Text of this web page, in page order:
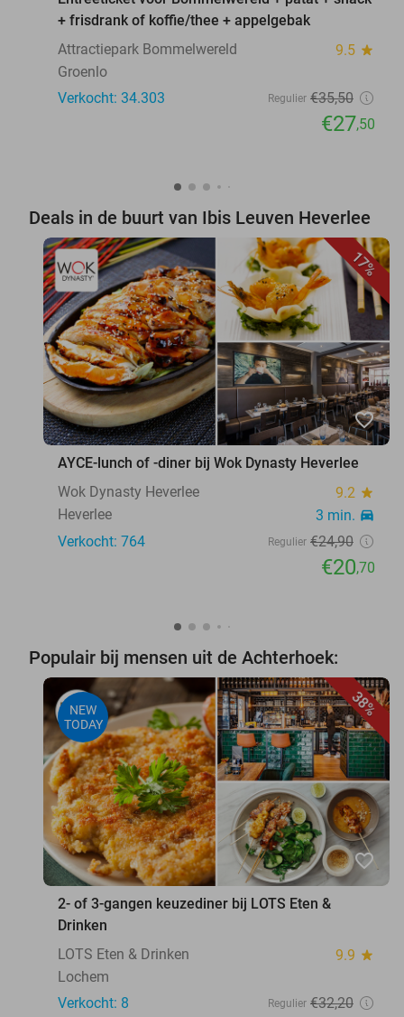
+ frisdrank of koffie/thee + appelgebak
Attractiepark Bommelwereld
9.5 star
Groenlo
Verkocht: 34.303
Regulier €35,50
€27,50
Deals in de buurt van Ibis Leuven Heverlee
17%
favorite_border
AYCE-lunch of -diner bij Wok Dynasty Heverlee
Wok Dynasty Heverlee
9.2 star
Heverlee 3 min. directions_car
Verkocht: 764 Regulier €24,90
€20,70
Populair bij mensen uit de Achterhoek:
38%
NEW
TODAY
favorite_border
2- of 3-gangen keuzediner bij LOTS Eten &
Drinken
LOTS Eten & Drinken
9.9 star
Lochem
Verkocht: 8
Regulier €32,20